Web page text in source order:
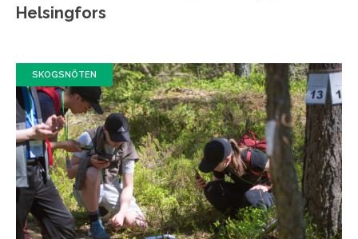
Helsingfors
SKOGSNÖTEN